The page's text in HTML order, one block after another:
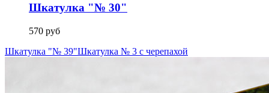
Шкатулка "№ 30"
570 руб
Шкатулка "№ 39"Шкатулка № 3 с черепахой